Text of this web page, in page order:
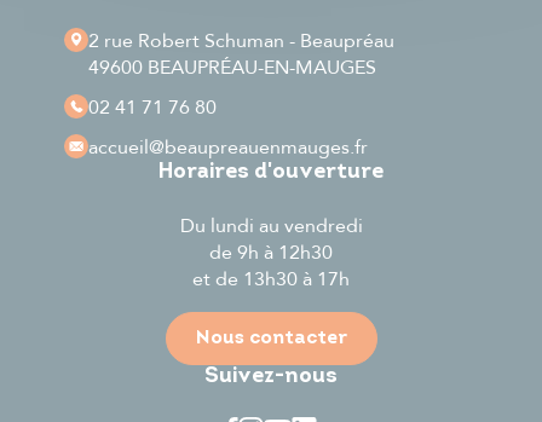
2 rue Robert Schuman - Beaupréau
49600 BEAUPRÉAU-EN-MAUGES
02 41 71 76 80
accueil@beaupreauenmauges.fr
Horaires d'ouverture
Du lundi au vendredi
de 9h à 12h30
et de 13h30 à 17h
Nous contacter
Suivez-nous